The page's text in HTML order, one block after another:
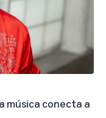
música conecta a